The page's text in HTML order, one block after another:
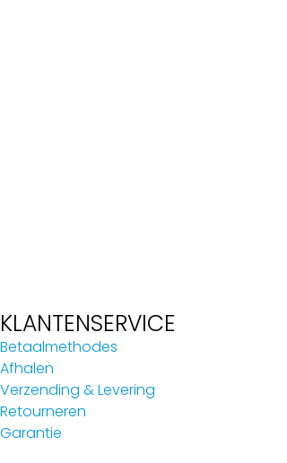
KLANTENSERVICE
Betaalmethodes
Afhalen
Verzending & Levering
Retourneren
Garantie